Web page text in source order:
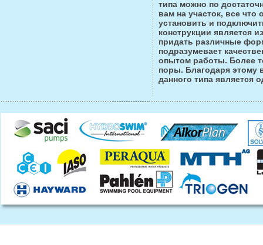
типа можно по
вам на участок, все что
установить и
конструкции является
придать различные
подразумевает
опытом работы. Более
поры. Благодаря этому
данного типа является